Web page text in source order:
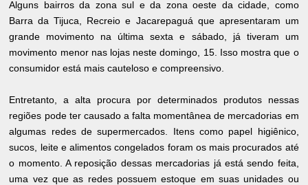
Alguns bairros da zona sul e da zona oeste da cidade, como
Barra da Tijuca, Recreio e Jacarepaguá que apresentaram um
grande movimento na última sexta e sábado, já tiveram um
movimento menor nas lojas neste domingo, 15. Isso mostra que o
consumidor está mais cauteloso e compreensivo.
Entretanto, a alta procura por determinados produtos nessas
regiões pode ter causado a falta momentânea de mercadorias em
algumas redes de supermercados. Itens como papel higiênico,
sucos, leite e alimentos congelados foram os mais procurados até
o momento. A reposição dessas mercadorias já está sendo feita,
uma vez que as redes possuem estoque em suas unidades ou